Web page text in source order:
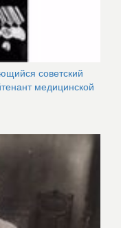
советский
медицинской